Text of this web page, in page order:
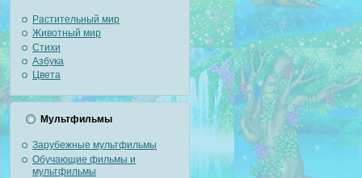
Растительный мир
Животный мир
Стихи
Азбука
Цвета
Мультфильмы
Зарубежные мультфильмы
Обучающие фильмы и
мультфильмы